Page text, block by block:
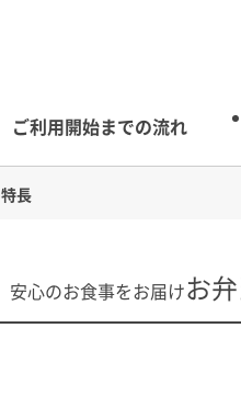
ご利用開始までの流れ
長
安心のお食事をお届けお